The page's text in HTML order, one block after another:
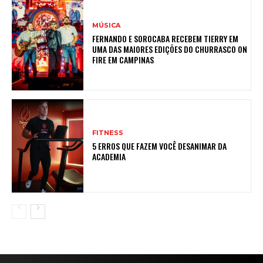
MÚSICA
FERNANDO E SOROCABA RECEBEM TIERRY EM
UMA DAS MAIORES EDIÇÕES DO CHURRASCO ON
FIRE EM CAMPINAS
FITNESS
5 ERROS QUE FAZEM VOCÊ DESANIMAR DA
ACADEMIA